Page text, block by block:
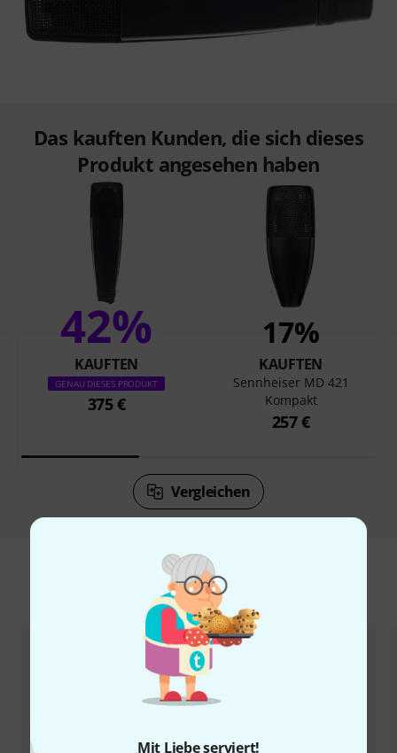
Mit Liebe serviert!
Das kauften Kunden, die sich dieses
Produkt angesehen haben
42%
KAUFTEN
GENAU DIESES PRODUKT
375 €
17%
KAUFTEN
Sennheiser MD 421
Kompakt
257 €
Vergleichen
Zubehör & passende Artikel